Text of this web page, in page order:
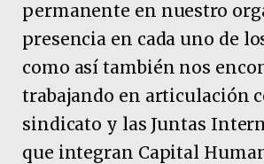
permanente en nuestro
presencia en cada uno de
como así también nos
trabajando en articulación
sindicato y las Juntas
que integran Capital